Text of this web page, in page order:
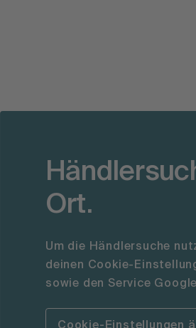
Ort.
Um die Händlersuche
deinen Cookie-
sowie den Service